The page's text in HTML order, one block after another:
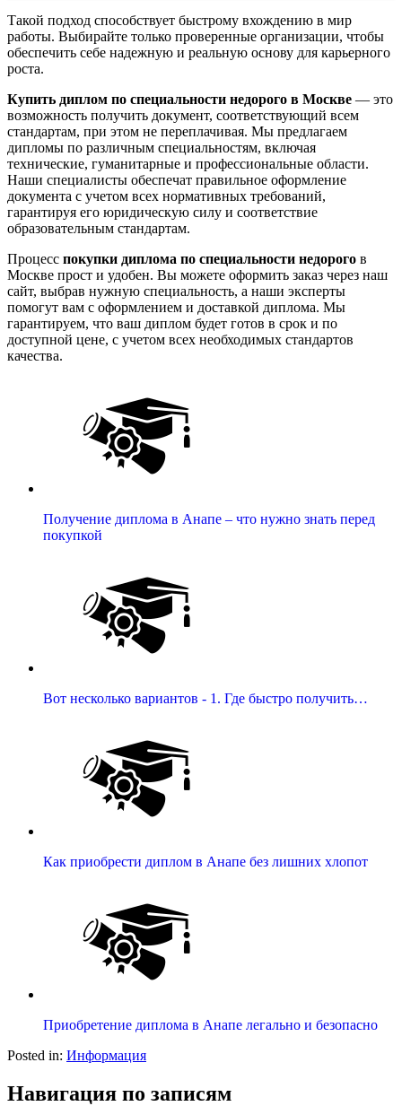
Такой подход способствует быстрому вхождению в мир
работы. Выбирайте только проверенные организации, чтобы
обеспечить себе надежную и реальную основу для карьерного
роста.
Купить диплом по специальности недорого в Москве — это
возможность получить документ, соответствующий всем
стандартам, при этом не переплачивая. Мы предлагаем
дипломы по различным специальностям, включая
технические, гуманитарные и профессиональные области.
Наши специалисты обеспечат правильное оформление
документа с учетом всех нормативных требований,
гарантируя его юридическую силу и соответствие
образовательным стандартам.
Процесс покупки диплома по специальности недорого в
Москве прост и удобен. Вы можете оформить заказ через наш
сайт, выбрав нужную специальность, а наши эксперты
помогут вам с оформлением и доставкой диплома. Мы
гарантируем, что ваш диплом будет готов в срок и по
доступной цене, с учетом всех необходимых стандартов
качества.
Получение диплома в Анапе – что нужно знать перед
покупкой
Вот несколько вариантов - 1. Где быстро получить…
Как приобрести диплом в Анапе без лишних хлопот
Приобретение диплома в Анапе легально и безопасно
Posted in: Информация
Навигация по записям